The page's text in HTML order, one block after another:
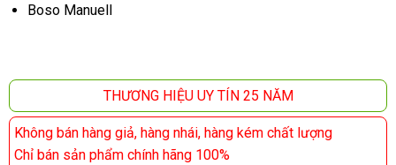
Boso Manuell
THƯƠNG HIỆU UY TÍN 25 NĂM
Không bán hàng giả, hàng nhái, hàng kém chất lượng
Chỉ bán sản phẩm chính hãng 100%